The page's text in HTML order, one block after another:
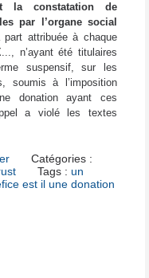
la constatation de
par l’organe social
attribuée à chaque
n’ayant été titulaires
suspensif, sur les
soumis à l’imposition
donation ayant ces
a violé les textes
Catégories :
Tags : un
est il une donation